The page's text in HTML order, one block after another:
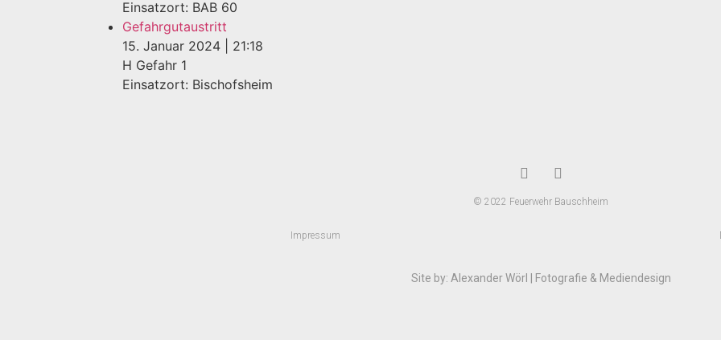
Einsatzort: BAB 60
Gefahrgutaustritt
15. Januar 2024
21:18
H Gefahr 1
Einsatzort: Bischofsheim
© 2022 Feuerwehr Bauschheim
Impressum
Site by: Alexander Wörl | Fotografie & Mediendesign